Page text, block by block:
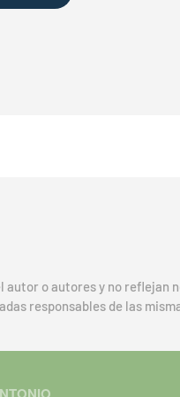
autor o autores y no reflejan
responsables de las